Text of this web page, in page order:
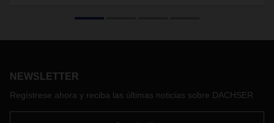
NEWSLETTER
Regístrese ahora y reciba las últimas noticias sobre DACHSER